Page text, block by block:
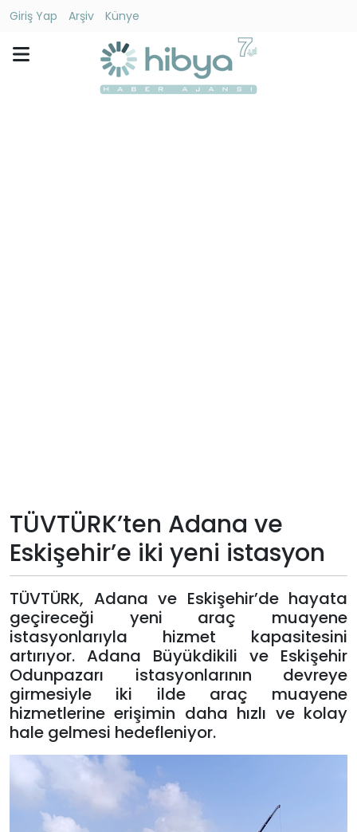
Giriş Yap Arşiv
Künye
Künye
Giriş
Yap
TÜVTÜRK’ten Adana ve
Eskişehir’e iki yeni istasyon
TÜVTÜRK, Adana ve Eskişehir’de hayata
geçireceği yeni araç muayene
istasyonlarıyla hizmet kapasitesini
artırıyor. Adana Büyükdikili ve Eskişehir
Odunpazarı istasyonlarının devreye
girmesiyle iki ilde araç muayene
hizmetlerine erişimin daha hızlı ve kolay
hale gelmesi hedefleniyor.